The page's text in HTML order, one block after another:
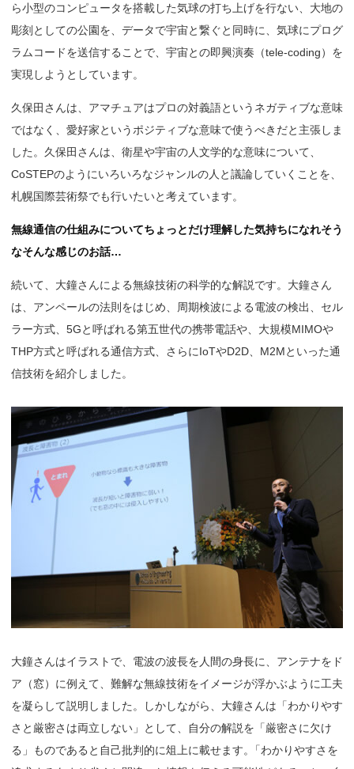
ら小型のコンピュータを搭載した気球の打ち上げを行ない、大地の
彫刻としての公園を、データで宇宙と繋ぐと同時に、気球にプログ
ラムコードを送信することで、宇宙との即興演奏（tele-coding）を
実現しようとしています。
久保田さんは、アマチュアはプロの対義語というネガティブな意味
ではなく、愛好家というポジティブな意味で使うべきだと主張しま
した。久保田さんは、衛星や宇宙の人文学的な意味について、
CoSTEPのようにいろいろなジャンルの人と議論していくことを、
札幌国際芸術祭でも行いたいと考えています。
無線通信の仕組みについてちょっとだけ理解した気持ちになれそう
なそんな感じのお話…
続いて、大鐘さんによる無線技術の科学的な解説です。大鐘さん
は、アンペールの法則をはじめ、周期検波による電波の検出、セル
ラー方式、5Gと呼ばれる第五世代の携帯電話や、大規模MIMOや
THP方式と呼ばれる通信方式、さらにIoTやD2D、M2Mといった通
信技術を紹介しました。
大鐘さんはイラストで、電波の波長を人間の身長に、アンテナをド
ア（窓）に例えて、難解な無線技術をイメージが浮かぶように工夫
を凝らして説明しました。しかしながら、大鐘さんは「わかりやす
さと厳密さは両立しない」として、自分の解説を「厳密さに欠け
る」ものであると自己批判的に俎上に載せます。
「わかりやすさを